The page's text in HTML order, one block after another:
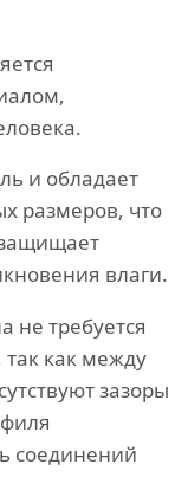
и обладает
размеров, что
влаги.
не требуется
как между
зазоры
соединений